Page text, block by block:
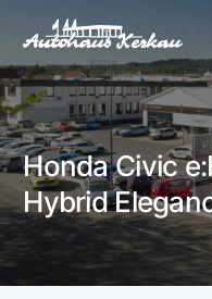
Honda Civic
Hybrid